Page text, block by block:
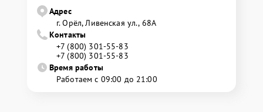
Адрес
г. Орёл, Ливенская ул., 68А
Контакты
+7 (800) 301-55-83
+7 (800) 301-55-83
Время работы
Работаем с 09:00 до 21:00